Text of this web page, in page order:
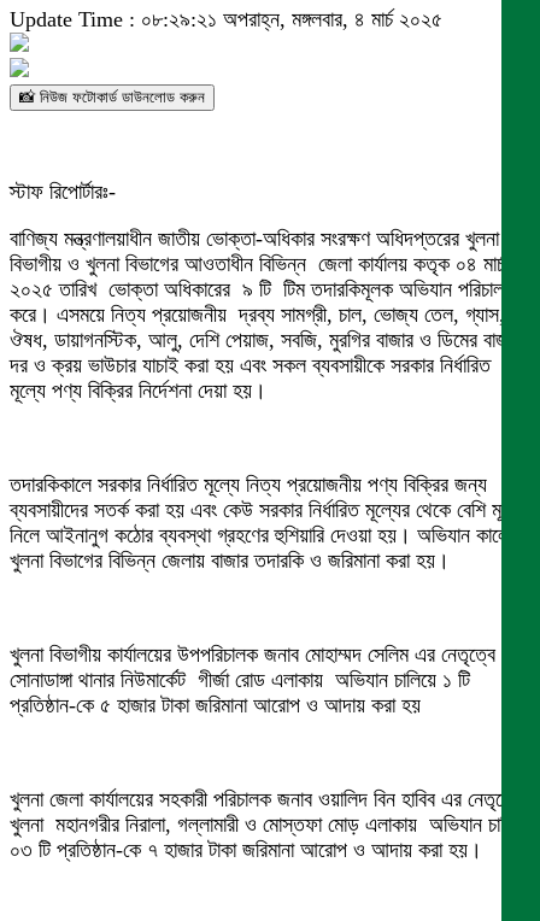
Update Time : ০৮:২৯:২১ অপরাহ্ন, মঙ্গলবার, ৪ মার্চ ২০২৫
📸 নিউজ ফটোকার্ড ডাউনলোড করুন
স্টাফ রিপোর্টারঃ-
বাণিজ্য মন্ত্রণালয়াধীন জাতীয় ভোক্তা-অধিকার সংরক্ষণ অধিদপ্তরের খুলনা
বিভাগীয় ও খুলনা বিভাগের আওতাধীন বিভিন্ন জেলা কার্যালয় কতৃক ০৪ মার্চ
২০২৫ তারিখ ভোক্তা অধিকারের ৯ টি টিম তদারকিমূলক অভিযান পরিচালনা
করে। এসময়ে নিত্য প্রয়োজনীয় দ্রব্য সামগ্রী, চাল, ভোজ্য তেল, গ্যাস,
ঔষধ, ডায়াগনস্টিক, আলু, দেশি পেয়াজ, সবজি, মুরগির বাজার ও ডিমের বাজার
দর ও ক্রয় ভাউচার যাচাই করা হয় এবং সকল ব্যবসায়ীকে সরকার নির্ধারিত
মূল্যে পণ্য বিক্রির নির্দেশনা দেয়া হয়।
তদারকিকালে সরকার নির্ধারিত মূল্যে নিত্য প্রয়োজনীয় পণ্য বিক্রির জন্য
ব্যবসায়ীদের সতর্ক করা হয় এবং কেউ সরকার নির্ধারিত মূল্যের থেকে বেশি মূল্য
নিলে আইনানুগ কঠোর ব্যবস্থা গ্রহণের হুশিয়ারি দেওয়া হয়। অভিযান কালে
খুলনা বিভাগের বিভিন্ন জেলায় বাজার তদারকি ও জরিমানা করা হয়।
খুলনা বিভাগীয় কার্যালয়ের উপপরিচালক জনাব মোহাম্মদ সেলিম এর নেতৃত্বে
সোনাডাঙ্গা থানার নিউমার্কেট গীর্জা রোড এলাকায় অভিযান চালিয়ে ১ টি
প্রতিষ্ঠান-কে ৫ হাজার টাকা জরিমানা আরোপ ও আদায় করা হয়
খুলনা জেলা কার্যালয়ের সহকারী পরিচালক জনাব ওয়ালিদ বিন হাবিব এর নেতৃত্বে
খুলনা মহানগরীর নিরালা, গল্লামারী ও মোস্তফা মোড় এলাকায় অভিযান চালিয়ে
০৩ টি প্রতিষ্ঠান-কে ৭ হাজার টাকা জরিমানা আরোপ ও আদায় করা হয়।